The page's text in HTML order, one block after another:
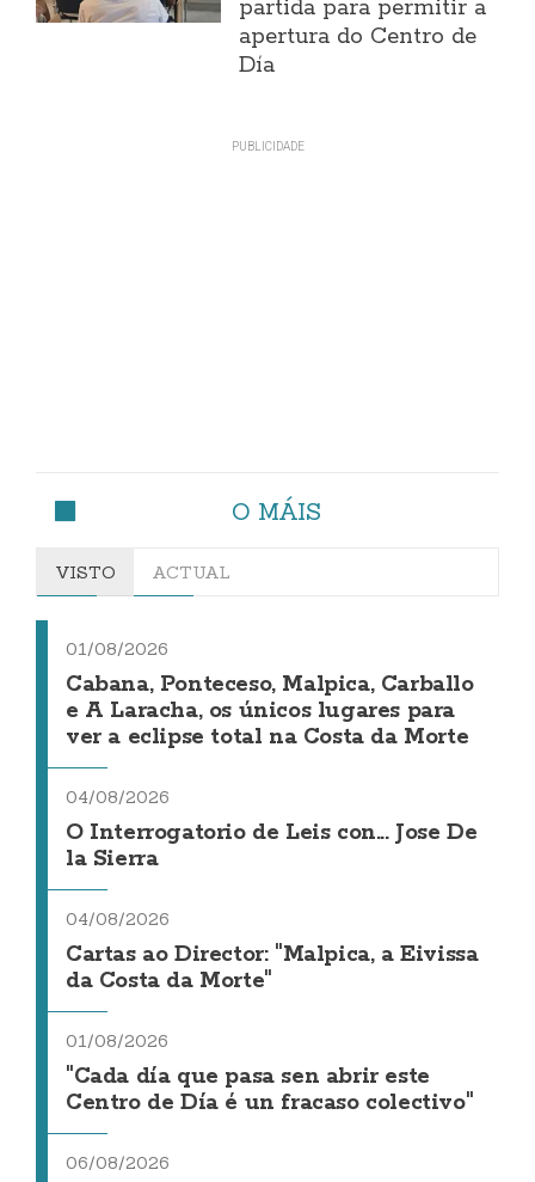
partida para permitir a
apertura do Centro de
Día
O MÁIS
VISTO ACTUAL
01/08/2026
Cabana, Ponteceso, Malpica, Carballo
e A Laracha, os únicos lugares para
ver a eclipse total na Costa da Morte
04/08/2026
O Interrogatorio de Leis con... Jose De
la Sierra
04/08/2026
Cartas ao Director: "Malpica, a Eivissa
da Costa da Morte"
01/08/2026
"Cada día que pasa sen abrir este
Centro de Día é un fracaso colectivo"
06/08/2026